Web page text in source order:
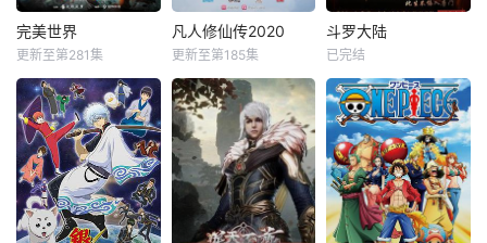
完美世界
更新至第281集
凡人修仙传2020
更新至第185集
斗罗大陆
已完结